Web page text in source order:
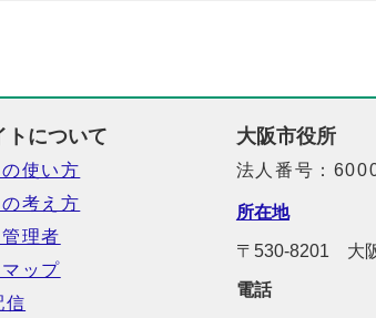
トについて
使い方
考え方
理者
ップ
信
大阪市役所
法人番号：
所在地
〒530-8201 大
電話